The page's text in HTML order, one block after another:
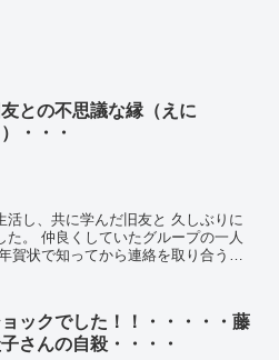
友との不思議な縁（えに
・・・
し、共に学んだ旧友と 久しぶりに
。 仲良くしていたグループの一人
賀状で知ってから連絡を取り合うよ
ックでした！！・・・・・藤
さんの自殺・・・・